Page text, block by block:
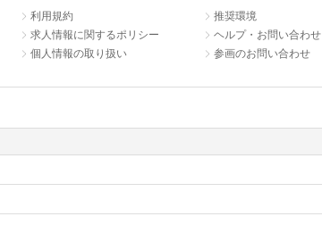
利用規約
求人情報に関するポリシー
個人情報の取り扱い
推奨環境
ヘルプ・お問い合わせ
参画のお問い合わせ